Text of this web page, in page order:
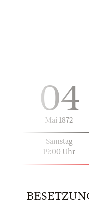
04
Mai 1872
Samstag
19:00 Uhr